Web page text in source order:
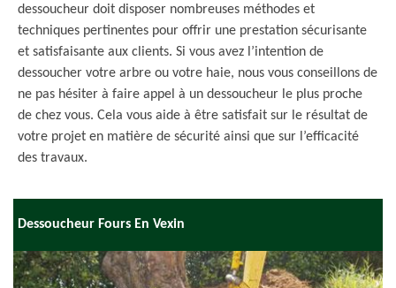
dessoucheur doit disposer nombreuses méthodes et
techniques pertinentes pour offrir une prestation sécurisante
et satisfaisante aux clients. Si vous avez l’intention de
dessoucher votre arbre ou votre haie, nous vous conseillons de
ne pas hésiter à faire appel à un dessoucheur le plus proche
de chez vous. Cela vous aide à être satisfait sur le résultat de
votre projet en matière de sécurité ainsi que sur l’efficacité
des travaux.
Dessoucheur Fours En Vexin